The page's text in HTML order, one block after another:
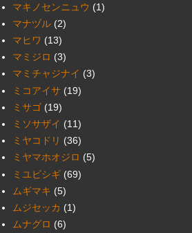
マキノセンニュウ (1)
マナヅル (2)
マヒワ (13)
マミジロ (3)
マミチャジナイ (3)
ミコアイサ (19)
ミサゴ (19)
ミソサザイ (11)
ミヤコドリ (36)
ミヤマホオジロ (5)
ミユビシギ (69)
ムギマキ (5)
ムジセッカ (1)
ムナグロ (6)